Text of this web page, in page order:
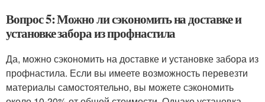
Вопрос 5: Можно ли сэкономить на доставке и
установке забора из профнастила
Да, можно сэкономить на доставке и установке забора из
профнастила. Если вы имеете возможность перевезти
материалы самостоятельно, вы можете сэкономить